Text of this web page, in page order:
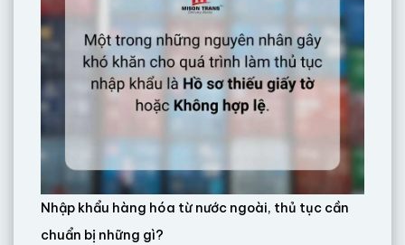
Nhập khẩu hàng hóa từ nước ngoài, thủ tục cần
chuẩn bị những gì?